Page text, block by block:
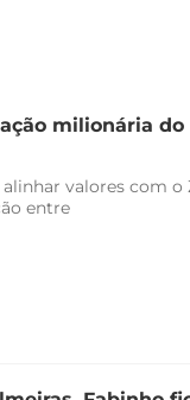
milionária
valores com
entre